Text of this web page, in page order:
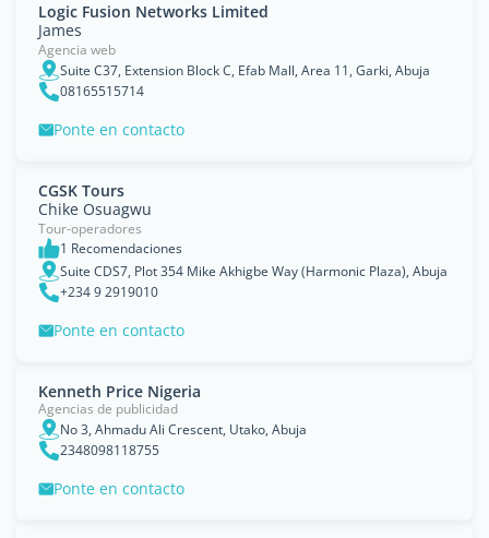
Logic Fusion Networks Limited
James
Agencia web
Suite C37, Extension Block C, Efab Mall, Area 11, Garki, Abuja
08165515714
Ponte en contacto
CGSK Tours
Chike Osuagwu
Tour-operadores
1 Recomendaciones
Suite CDS7, Plot 354 Mike Akhigbe Way (Harmonic Plaza), Abuja
+234 9 2919010
Ponte en contacto
Kenneth Price Nigeria
Agencias de publicidad
No 3, Ahmadu Ali Crescent, Utako, Abuja
2348098118755
Ponte en contacto